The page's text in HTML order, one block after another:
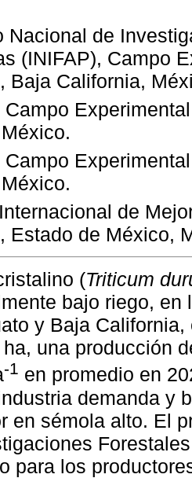
Nacional de
(INIFAP), Campo
Baja California,
Campo
Campo
de
Estado de México,
(Triticum
bajo riego,
y Baja
una producción
-1 en promedio en
demanda y
en sémola alto. El
para los